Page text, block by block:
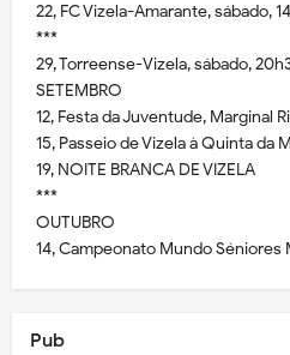
22, FC Vizela-Amarante, sábado,
***
29, Torreense-Vizela, sábado,
SETEMBRO
12, Festa da Juventude, Marginal
15, Passeio de Vizela à Quinta da
19, NOITE BRANCA DE VIZELA
***
OUTUBRO
14, Campeonato Mundo Séniores
Pub